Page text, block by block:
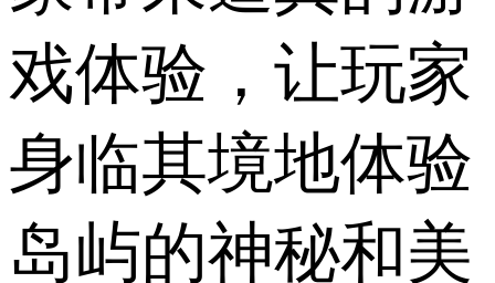
戏体验，让玩家
身临其境地体验
岛屿的神秘和美